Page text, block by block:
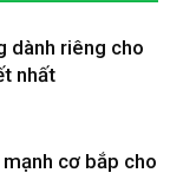
dành riêng cho
nhất
cơ bắp cho